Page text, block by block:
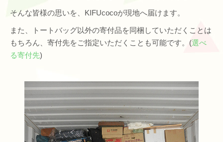
そんな皆様の思いを、KIFUcocoが現地へ届けます。
また、トートバッグ以外の寄付品を同梱していただくことは
もちろん、寄付先をご指定いただくことも可能です。(選べ
る寄付先)